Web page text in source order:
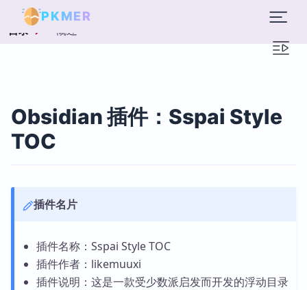
PKMER
目录 概述
Obsidian 插件：Sspai Style
TOC
插件名片
插件名称：Sspai Style TOC
插件作者：likemuuxi
插件说明：这是一款受少数派启发而开发的浮动目录